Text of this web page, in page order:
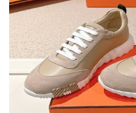
録
管
理
せ
2026人気特集
バッグ
財布
時計
服
ズボン
衣装セット
靴
住まい用品
アクセサリー
ベルト
スカーフ
アイフォーンケ
ース
小物